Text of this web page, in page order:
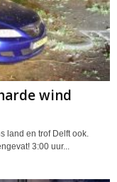
wind
land en trof Delft ook.
3:00 uur...